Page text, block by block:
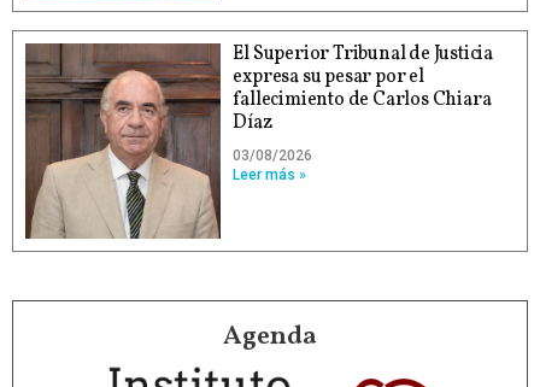
El Superior Tribunal de Justicia
expresa su pesar por el
fallecimiento de Carlos Chiara
Díaz
03/08/2026
Leer más »
Agenda